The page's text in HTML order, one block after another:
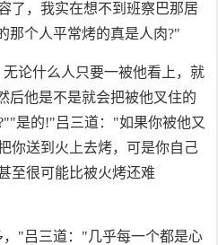
了，我实在想不到班察巴那居
那个人平常烤的真是人肉?"
论什么人只要一被他看上，就
后他是不是就会把被他叉住的
是的!"吕三道："如果你被他又
你送到火上去烤，可是你自己
至很可能比被火烤还难
"吕三道："几乎每一个都是心